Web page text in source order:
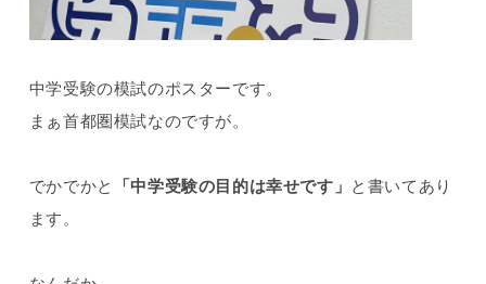
中学受験の模試のポスターです。
まぁ首都圏模試なのですが。
でかでかと 「中学受験の目的は幸せです」 と書いてあり
ます。